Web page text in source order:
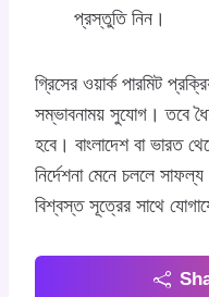
প্রস্তুতি নিন।
গ্রিসের ওয়ার্ক পারমিট
সম্ভাবনাময় সুযোগ। তবে
হবে। বাংলাদেশ বা ভারত
নির্দেশনা মেনে চললে
বিশ্বস্ত সূত্রের সাথে